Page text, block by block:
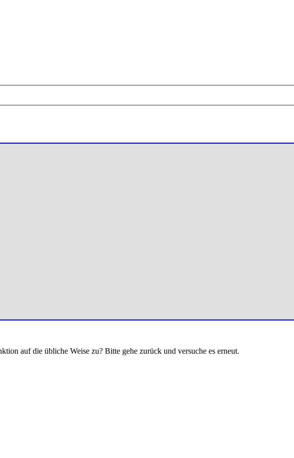
auf die übliche Weise zu? Bitte gehe zurück und versuche es erneut.